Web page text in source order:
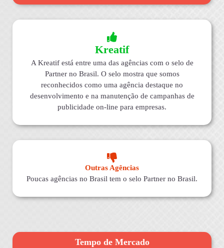
Kreatif
A Kreatif está entre uma das agências com o selo de
Partner no Brasil. O selo mostra que somos
reconhecidos como uma agência destaque no
desenvolvimento e na manutenção de campanhas de
publicidade on-line para empresas.
Outras Agências
Poucas agências no Brasil tem o selo Partner no Brasil.
Tempo de Mercado